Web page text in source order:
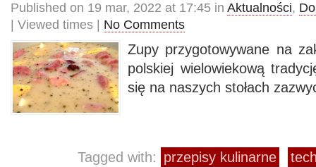
Published on 19 mar, 2022 at 17:45 in Aktualności,
| Viewed times | No Comments
Zupy przygotowywane na
polskiej wielowiekową
się na naszych stołach
Tagged with: przepisy kulinarne